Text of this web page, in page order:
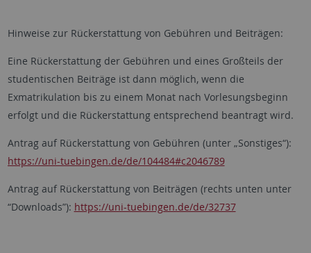
Hinweise zur Rückerstattung von Gebühren und Beiträgen:
Eine Rückerstattung der Gebühren und eines Großteils der
studentischen Beiträge ist dann möglich, wenn die
Exmatrikulation bis zu einem Monat nach Vorlesungsbeginn
erfolgt und die Rückerstattung entsprechend beantragt wird.
Antrag auf Rückerstattung von Gebühren (unter „Sonstiges“):
https://uni-tuebingen.de/de/104484#c2046789
Antrag auf Rückerstattung von Beiträgen (rechts unten unter
“Downloads”): https://uni-tuebingen.de/de/32737